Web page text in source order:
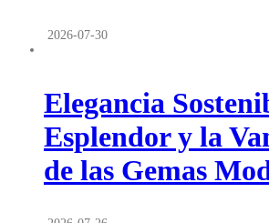
2026-07-30
Elegancia
Esplendor y la
de las Gemas